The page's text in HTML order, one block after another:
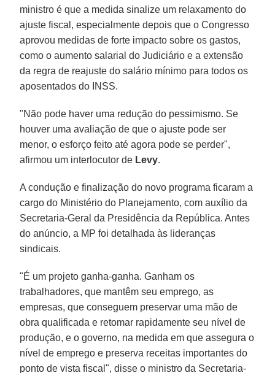
ministro é que a medida sinalize um relaxamento do
ajuste fiscal, especialmente depois que o Congresso
aprovou medidas de forte impacto sobre os gastos,
como o aumento salarial do Judiciário e a extensão
da regra de reajuste do salário mínimo para todos os
aposentados do INSS.
"Não pode haver uma redução do pessimismo. Se
houver uma avaliação de que o ajuste pode ser
menor, o esforço feito até agora pode se perder",
afirmou um interlocutor de Levy.
A condução e finalização do novo programa ficaram a
cargo do Ministério do Planejamento, com auxílio da
Secretaria-Geral da Presidência da República. Antes
do anúncio, a MP foi detalhada às lideranças
sindicais.
"É um projeto ganha-ganha. Ganham os
trabalhadores, que mantêm seu emprego, as
empresas, que conseguem preservar uma mão de
obra qualificada e retomar rapidamente seu nível de
produção, e o governo, na medida em que assegura o
nível de emprego e preserva receitas importantes do
ponto de vista fiscal", disse o ministro da Secretaria-